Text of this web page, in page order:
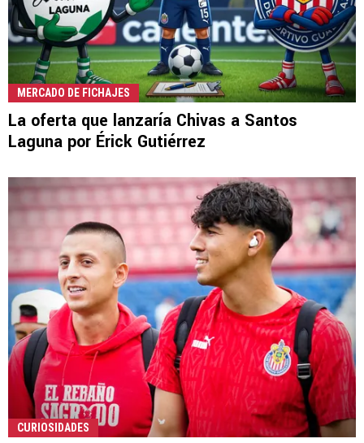
MERCADO DE FICHAJES
La oferta que lanzaría Chivas a Santos
Laguna por Érick Gutiérrez
CURIOSIDADES